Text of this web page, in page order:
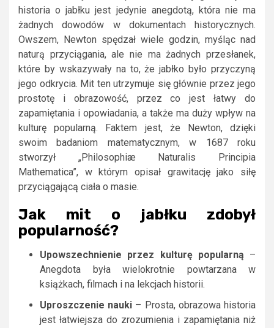
historia o jabłku jest jedynie anegdotą, która nie ma
żadnych dowodów w dokumentach historycznych.
Owszem, Newton spędzał wiele godzin, myśląc nad
naturą przyciągania, ale nie ma żadnych przesłanek,
które by wskazywały na to, że jabłko było przyczyną
jego odkrycia. Mit ten utrzymuje się głównie przez jego
prostotę i obrazowość, przez co jest łatwy do
zapamiętania i opowiadania, a także ma duży wpływ na
kulturę popularną. Faktem jest, że Newton, dzięki
swoim badaniom matematycznym, w 1687 roku
stworzył „Philosophiæ Naturalis Principia
Mathematica”, w którym opisał grawitację jako siłę
przyciągającą ciała o masie.
Jak mit o jabłku zdobył
popularność?
Upowszechnienie przez kulturę popularną –
Anegdota była wielokrotnie powtarzana w
książkach, filmach i na lekcjach historii.
Uproszczenie nauki – Prosta, obrazowa historia
jest łatwiejsza do zrozumienia i zapamiętania niż